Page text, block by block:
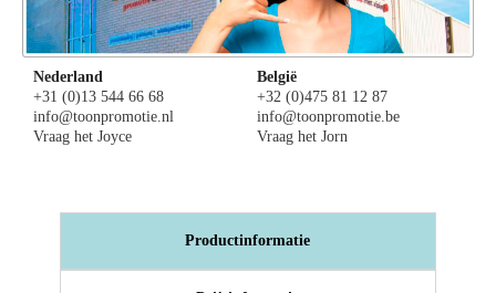
Nederland
+31 (0)13 544 66 68
info@toonpromotie.nl
Vraag het Joyce
België
+32 (0)475 81 12 87
info@toonpromotie.be
Vraag het Jorn
Productinformatie